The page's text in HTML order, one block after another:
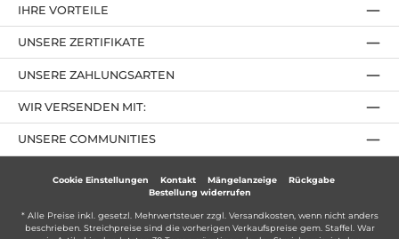
IHRE VORTEILE
UNSERE ZAHLUNGSARTEN
UNSERE ZERTIFIKATE
UNSERE COMMUNITIES
WIR VERSENDEN MIT:
Cookie Einstellungen Kontakt Mängelanzeige
Rückgabe
Bestellung widerrufen
* Alle Preise inkl. gesetzl. Mehrwertsteuer zzgl. Versandkosten, wenn nicht anders
beschrieben. Streichpreise sind die vorherigen Verkaufspreise gem. Staffel. War